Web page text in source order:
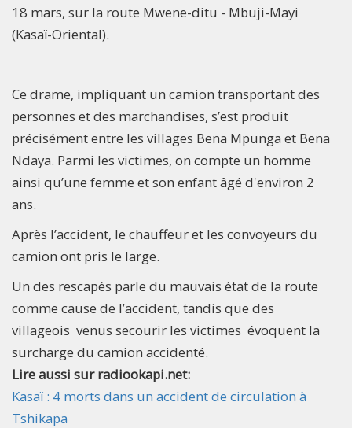
18 mars, sur la route Mwene-ditu - Mbuji-Mayi
(Kasaï-Oriental).
Ce drame, impliquant un camion transportant des
personnes et des marchandises, s’est produit
précisément entre les villages Bena Mpunga et Bena
Ndaya. Parmi les victimes, on compte un homme
ainsi qu’une femme et son enfant âgé d'environ 2
ans.
Après l’accident, le chauffeur et les convoyeurs du
camion ont pris le large.
Un des rescapés parle du mauvais état de la route
comme cause de l’accident, tandis que des
villageois venus secourir les victimes évoquent la
surcharge du camion accidenté.
Lire aussi sur radiookapi.net:
Kasaï : 4 morts dans un accident de circulation à
Tshikapa